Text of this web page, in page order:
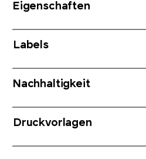
Eigenschaften
Labels
Nachhaltigkeit
Druckvorlagen